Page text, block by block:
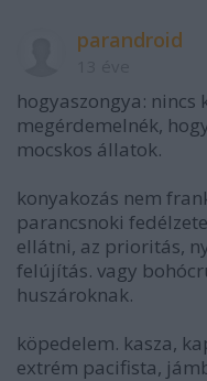
parandroid
hogyaszongya: nincs
megérdemelnék,
mocskos állatok.
konyakozás nem
parancsnoki
ellátni, az prioritás,
felújítás. vagy
huszároknak.
köpedelem. kasza,
extrém pacifista,